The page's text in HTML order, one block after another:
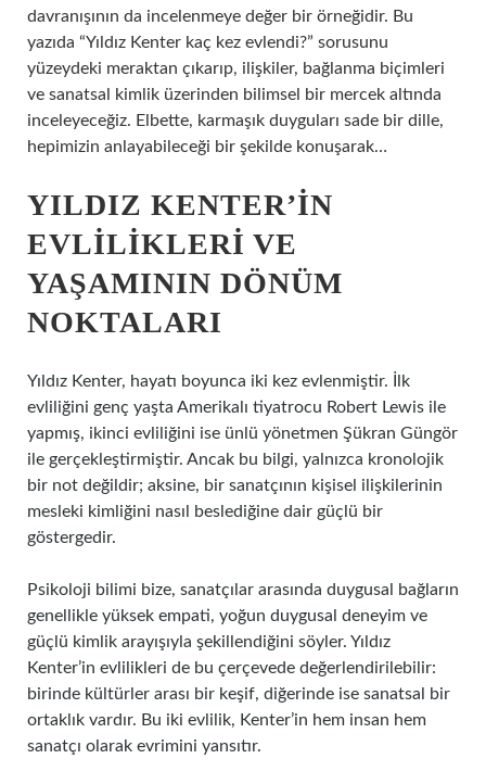
davranışının da incelenmeye değer bir örneğidir. Bu
yazıda “Yıldız Kenter kaç kez evlendi?” sorusunu
yüzeydeki meraktan çıkarıp, ilişkiler, bağlanma biçimleri
ve sanatsal kimlik üzerinden bilimsel bir mercek altında
inceleyeceğiz. Elbette, karmaşık duyguları sade bir dille,
hepimizin anlayabileceği bir şekilde konuşarak…
YILDIZ KENTER’IN
EVLILIKLERI VE
YAŞAMININ DÖNÜM
NOKTALARI
Yıldız Kenter, hayatı boyunca iki kez evlenmiştir. İlk
evliliğini genç yaşta Amerikalı tiyatrocu Robert Lewis ile
yapmış, ikinci evliliğini ise ünlü yönetmen Şükran Güngör
ile gerçekleştirmiştir. Ancak bu bilgi, yalnızca kronolojik
bir not değildir; aksine, bir sanatçının kişisel ilişkilerinin
mesleki kimliğini nasıl beslediğine dair güçlü bir
göstergedir.
Psikoloji bilimi bize, sanatçılar arasında duygusal bağların
genellikle yüksek empati, yoğun duygusal deneyim ve
güçlü kimlik arayışıyla şekillendiğini söyler. Yıldız
Kenter’in evlilikleri de bu çerçevede değerlendirilebilir:
birinde kültürler arası bir keşif, diğerinde ise sanatsal bir
ortaklık vardır. Bu iki evlilik, Kenter’in hem insan hem
sanatçı olarak evrimini yansıtır.